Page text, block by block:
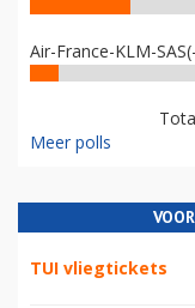
Air-France-KLM-
Meer polls
TUI vliegtickets